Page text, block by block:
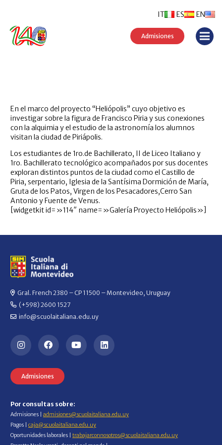
ES EN
IT
Admisiones
En el marco del proyecto “Heliópolis” cuyo objetivo es
investigar sobre la figura de Francisco Piria y sus conexiones
con la alquimia y el estudio de la astronomía los alumnos
visitan la ciudad de Piriápolis.
Los estudiantes de 1ro.de Bachillerato, II de Liceo Italiano y
1ro. Bachillerato tecnológico acompañados por sus docentes
exploran distintos puntos de la ciudad como el Castillo de
Piria, serpentario, Iglesia de la Santísima Dormición de María,
Gruta de los Patos, Virgen de los Pesacadores,Cerro San
Antonio y Fuente de Venus.
[widgetkit id=»114″ name=»Galería Proyecto Heliópolis»]
Gral. French 2380 – CP 11500 – Montevideo, Uruguay
(+598) 2600 1527
info@scuolaitaliana.edu.uy
Admisiones
Por consultas sobre:
Admisiones | admisiones@scuolaitaliana.edu.uy
Pagos | caja@scuolaitaliana.edu.uy
Oportunidades laborales | trabajarconnosotros@scuolaitaliana.edu.uy